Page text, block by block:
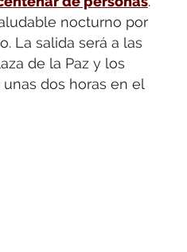
nocturno por
La salida será a las
de la Paz y los
dos horas en el